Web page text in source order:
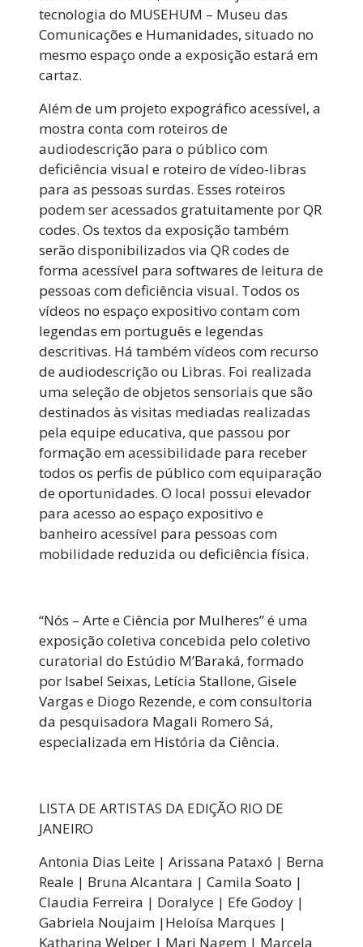
tecnologia do MUSEHUM – Museu das
Comunicações e Humanidades, situado no
mesmo espaço onde a exposição estará em
cartaz.
Além de um projeto expográfico acessível, a
mostra conta com roteiros de
audiodescrição para o público com
deficiência visual e roteiro de vídeo-libras
para as pessoas surdas. Esses roteiros
podem ser acessados gratuitamente por QR
codes. Os textos da exposição também
serão disponibilizados via QR codes de
forma acessível para softwares de leitura de
pessoas com deficiência visual. Todos os
vídeos no espaço expositivo contam com
legendas em português e legendas
descritivas. Há também vídeos com recurso
de audiodescrição ou Libras. Foi realizada
uma seleção de objetos sensoriais que são
destinados às visitas mediadas realizadas
pela equipe educativa, que passou por
formação em acessibilidade para receber
todos os perfis de público com equiparação
de oportunidades. O local possui elevador
para acesso ao espaço expositivo e
banheiro acessível para pessoas com
mobilidade reduzida ou deficiência física.
“Nós – Arte e Ciência por Mulheres” é uma
exposição coletiva concebida pelo coletivo
curatorial do Estúdio M’Baraká, formado
por Isabel Seixas, Letícia Stallone, Gisele
Vargas e Diogo Rezende, e com consultoria
da pesquisadora Magali Romero Sá,
especializada em História da Ciência.
LISTA DE ARTISTAS DA EDIÇÃO RIO DE
JANEIRO
Antonia Dias Leite | Arissana Pataxó | Berna
Reale | Bruna Alcantara | Camila Soato |
Claudia Ferreira | Doralyce | Efe Godoy |
Gabriela Noujaim |Heloísa Marques |
Katharina Welper | Mari Nagem | Marcela